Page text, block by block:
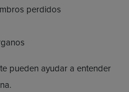
perdidos
pueden ayudar a entender